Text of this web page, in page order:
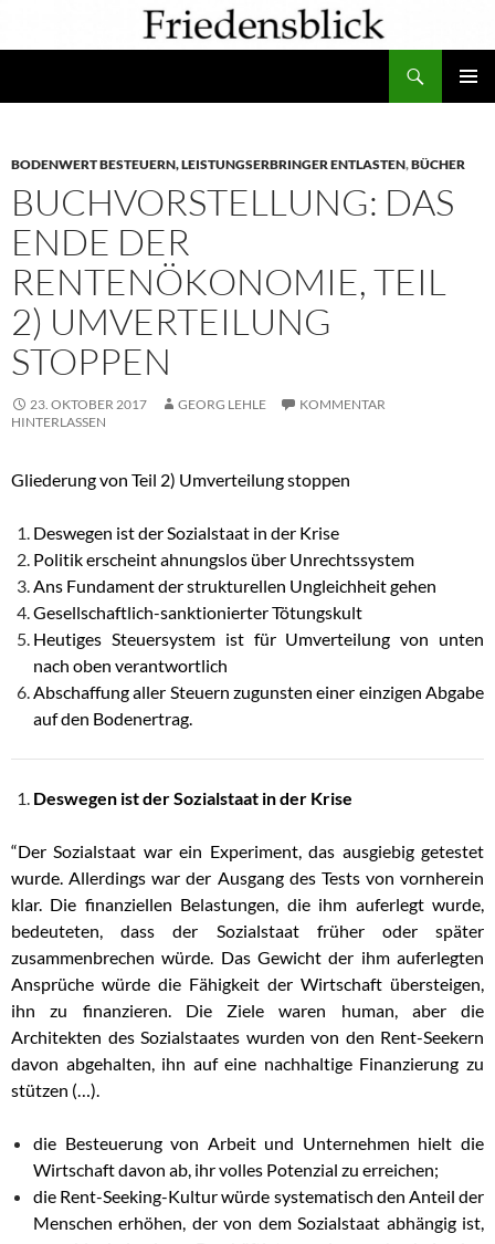
BODENWERT BESTEUERN, LEISTUNGSERBRINGER ENTLASTEN,BÜCHER
BUCHVORSTELLUNG: DAS
ENDE DER
RENTENÖKONOMIE, TEIL
2) UMVERTEILUNG
STOPPEN
23. OKTOBER 2017 GEORG LEHLE
KOMMENTAR
HINTERLASSEN
Gliederung von Teil 2) Umverteilung stoppen
Deswegen ist der Sozialstaat in der Krise
Politik erscheint ahnungslos über Unrechtssystem
Ans Fundament der strukturellen Ungleichheit gehen
Gesellschaftlich-sanktionierter Tötungskult
Heutiges Steuersystem ist für Umverteilung von unten
nach oben verantwortlich
Abschaffung aller Steuern zugunsten einer einzigen Abgabe
auf den Bodenertrag.
Deswegen ist der Sozialstaat in der Krise
“Der Sozialstaat war ein Experiment, das ausgiebig getestet
wurde. Allerdings war der Ausgang des Tests von vornherein
klar. Die finanziellen Belastungen, die ihm auferlegt wurde,
bedeuteten, dass der Sozialstaat früher oder später
zusammenbrechen würde. Das Gewicht der ihm auferlegten
Ansprüche würde die Fähigkeit der Wirtschaft übersteigen,
ihn zu finanzieren. Die Ziele waren human, aber die
Architekten des Sozialstaates wurden von den Rent-Seekern
davon abgehalten, ihn auf eine nachhaltige Finanzierung zu
stützen (…).
die Besteuerung von Arbeit und Unternehmen hielt die
Wirtschaft davon ab, ihr volles Potenzial zu erreichen;
die Rent-Seeking-Kultur würde systematisch den Anteil der
Menschen erhöhen, der von dem Sozialstaat abhängig ist,